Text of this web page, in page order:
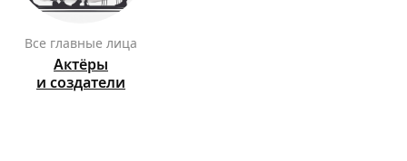
Все главные лица
Актёры
и создатели